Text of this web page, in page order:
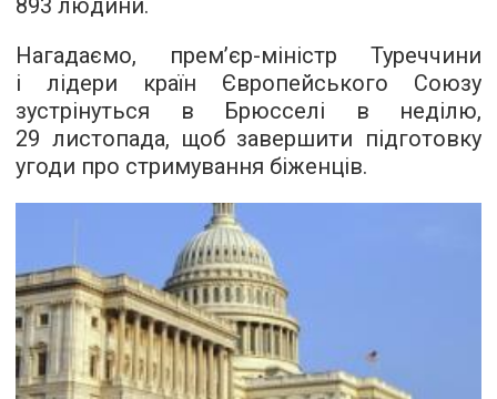
Нагадаємо, прем’єр-міністр Туреччини
і лідери країн Європейського Союзу
зустрінуться в Брюсселі в неділю,
29 листопада, щоб завершити підготовку
угоди про стримування біженців.